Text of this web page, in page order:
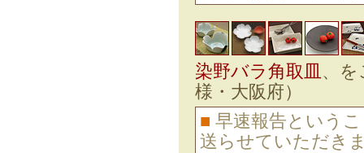
染野バラ角取皿 、を
様・大阪府）
■ 早速報告という
送らせていただき